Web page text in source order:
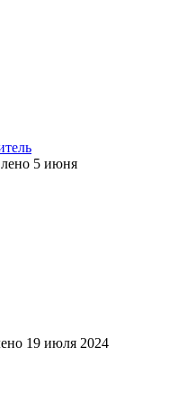
5 июня
19 июля 2024